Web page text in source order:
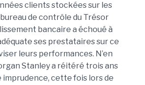
clients stockées sur les
de contrôle du Trésor
bancaire a échoué à
ses prestataires sur ce
leurs performances. N’en
Stanley a réitéré trois ans
imprudence, cette fois lors de